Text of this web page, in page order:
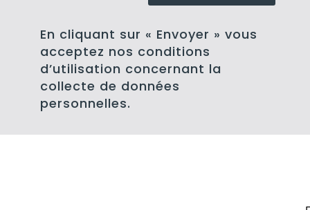
En cliquant sur « Envoyer » vous
acceptez nos conditions
d’utilisation concernant la
collecte de données
personnelles.